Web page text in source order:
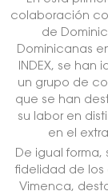
colaboración
de
Dominicanas
INDEX, se han
un grupo de
que se han
su labor en
en el
De igual forma,
fidelidad de los
Vimenca,